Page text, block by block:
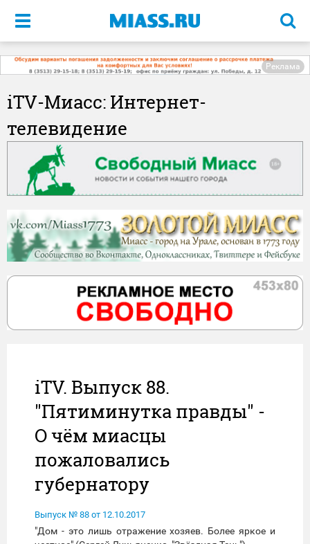
Меню
Реклама
iTV-Миасс: Интернет-
телевидение
iTV. Выпуск 88.
"Пятиминутка правды" -
О чём миасцы
пожаловались
губернатору
Выпуск № 88 от 12.10.2017
"Дом - это лишь отражение хозяев. Более яркое и